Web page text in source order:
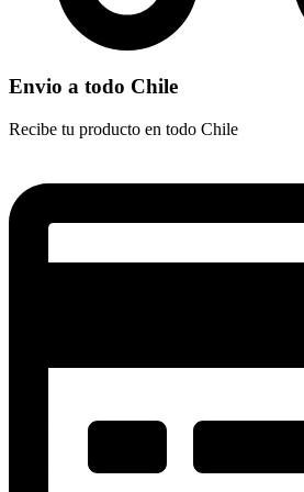
Envio a todo Chile
Recibe tu producto en todo Chile